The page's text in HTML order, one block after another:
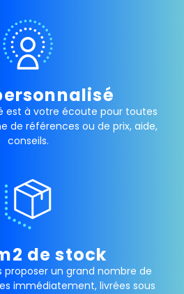
est à votre écoute pour toutes
de références ou de prix, aide,
conseils.
de stock
un grand nombre de
immédiatement, livrées sous